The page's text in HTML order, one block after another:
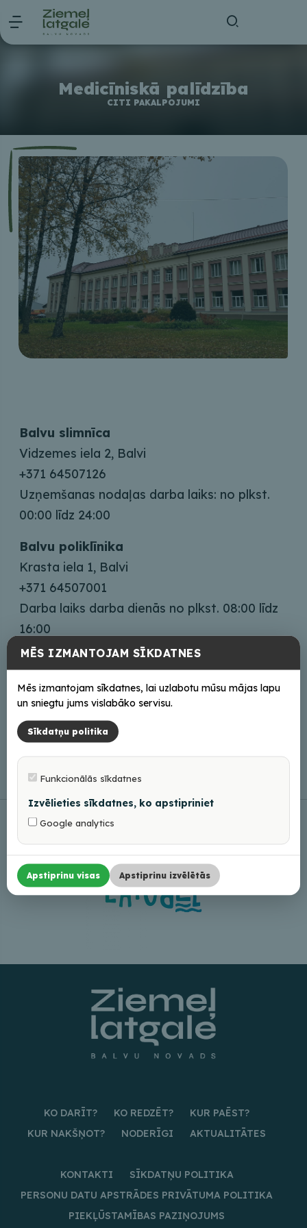
Medicīniskā palīdzība
CITI PAKALPOJUMI
Balvu slimnīca
Vidzemes iela 2, Balvi
+371 64507126
Uzņemšanas nodaļas darba laiks: no plkst.
00:00 līdz 24:00
Balvu poliklīnika
Krasta iela 1, Balvi
+371 64507001
Darba laiks darba dienās no plkst. 08:00 līdz
16:00
Tiešsaistē
Mājas lapa
KO DARĪT? KO REDZĒT?
KUR PAĒST?
KUR NAKŠŅOT?
NODERĪGI AKTUALITĀTES
KONTAKTI
SĪKDATŅU POLITIKA
PERSONU DATU APSTRĀDES PRIVĀTUMA POLITIKA
PIEKĻŪSTAMĪBAS PAZIŅOJUMS
MĒS IZMANTOJAM SĪKDATNES
Mēs izmantojam sīkdatnes, lai uzlabotu mūsu mājas lapu
un sniegtu jums vislabāko servisu.
Sīkdatņu politika
Funkcionālās sīkdatnes
Izvēlieties sīkdatnes, ko apstipriniet
Google analytics
Apstiprinu visas Apstiprinu izvēlētās